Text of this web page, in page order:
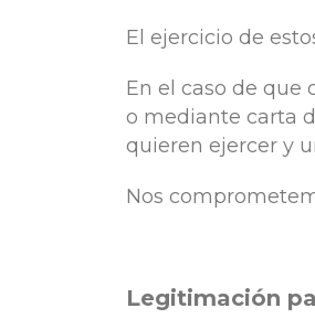
El ejercicio de
En el caso de que
o mediante carta
quieren ejercer y
Nos
Legitimación